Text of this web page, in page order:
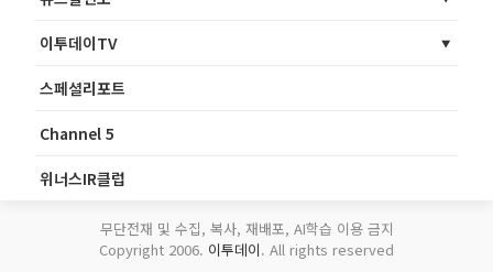
이투데이TV
스페셜리포트
Channel 5
위너스IR클럽
무단전재 및 수집, 복사, 재배포, AI학습 이용 금지
Copyright 2006. 이투데이. All rights reserved